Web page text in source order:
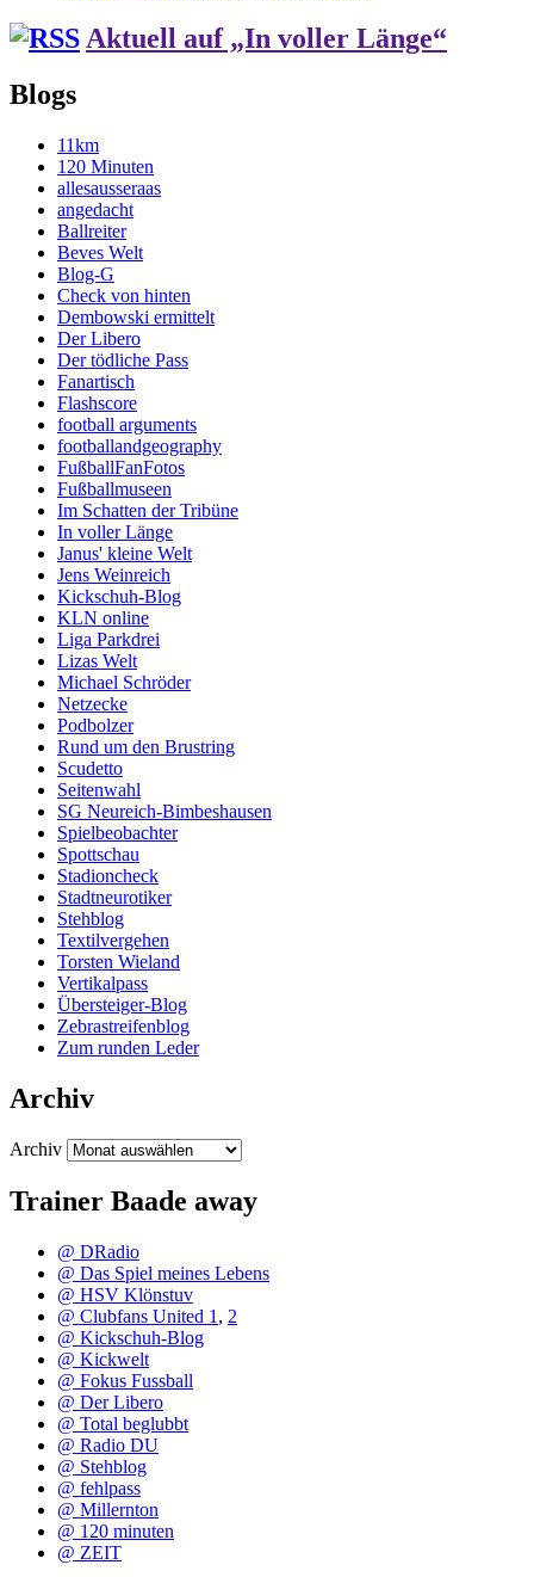
Aktuell auf „In voller Länge“
Blogs
11km
120 Minuten
allesausseraas
angedacht
Ballreiter
Beves Welt
Blog-G
Check von hinten
Dembowski ermittelt
Der Libero
Der tödliche Pass
Fanartisch
Flashscore
football arguments
footballandgeography
FußballFanFotos
Fußballmuseen
Im Schatten der Tribüne
In voller Länge
Janus' kleine Welt
Jens Weinreich
Kickschuh-Blog
KLN online
Liga Parkdrei
Lizas Welt
Michael Schröder
Netzecke
Podbolzer
Rund um den Brustring
Scudetto
Seitenwahl
SG Neureich-Bimbeshausen
Spielbeobachter
Spottschau
Stadioncheck
Stadtneurotiker
Stehblog
Textilvergehen
Torsten Wieland
Vertikalpass
Übersteiger-Blog
Zebrastreifenblog
Zum runden Leder
Archiv
Archiv
Trainer Baade away
@ DRadio
@ Das Spiel meines Lebens
@ HSV Klönstuv
@ Clubfans United 1 , 2
@ Kickschuh-Blog
@ Kickwelt
@ Fokus Fussball
@ Der Libero
@ Total beglubbt
@ Radio DU
@ Stehblog
@ fehlpass
@ Millernton
@ 120 minuten
@ ZEIT